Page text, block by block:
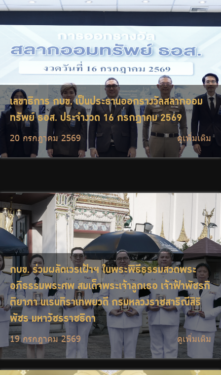
เลขาธิการ กบข. เป็นประธานออกรางวัลสลากออม
ทรัพย์ ธอส. ประจำงวด 16 กรกฎาคม 2569
20 กรกฎาคม 2569 ดูเพิ่มเติม
กบข. ร่วมผลัดเวรเฝ้าฯ ในพระพิธีธรรมสวดพระ
อภิธรรมพระศพ สมเด็จพระเจ้าลูกเธอ เจ้าฟ้าพัชรกิ
ติยาภา นเรนทิราเทพยวดี กรมหลวงราชสาริณีสิริ
พัชร มหาวัชรราชธิดา
19 กรกฎาคม 2569 ดูเพิ่มเติม